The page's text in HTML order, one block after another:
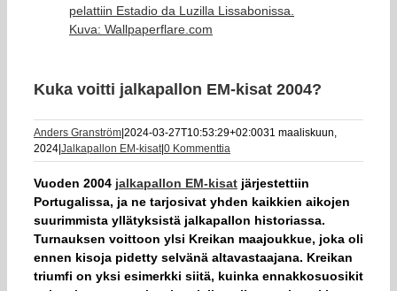
pelattiin Estadio da Luzilla Lissabonissa.
Kuva: Wallpaperflare.com
Kuka voitti jalkapallon EM-kisat 2004?
Anders Granström 2024-03-27T10:53:29+02:0031 maaliskuun,
2024 Jalkapallon EM-kisat|0 Kommenttia
Vuoden 2004 jalkapallon EM-kisat järjestettiin
Portugalissa, ja ne tarjosivat yhden kaikkien aikojen
suurimmista yllätyksistä jalkapallon historiassa.
Turnauksen voittoon ylsi Kreikan maajoukkue, joka oli
ennen kisoja pidetty selvänä altavastaajana. Kreikan
triumfi on yksi esimerkki siitä, kuinka ennakkosuosikit